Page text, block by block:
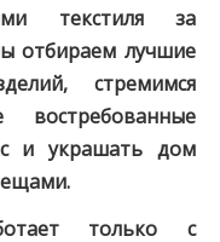
текстиля за
отбираем лучшие
стремимся
и украшать дом
только с